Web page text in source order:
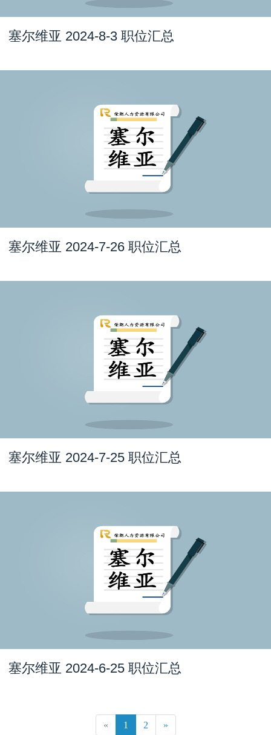
塞尔维亚 2024-8-3 职位汇总
塞尔维亚 2024-7-26 职位汇总
塞尔维亚 2024-7-25 职位汇总
塞尔维亚 2024-6-25 职位汇总
« 1 2 »